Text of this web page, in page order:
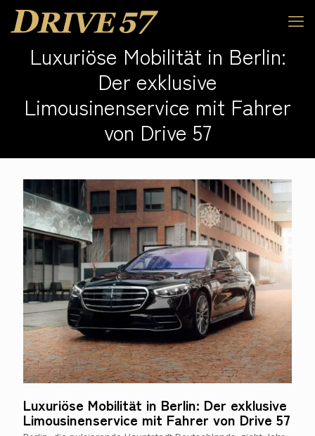
Luxuriöse Mobilität in Berlin:
Der exklusive
Limousinenservice mit Fahrer
von Drive 57
Luxuriöse Mobilität in Berlin: Der exklusive
Limousinenservice mit Fahrer von Drive 57